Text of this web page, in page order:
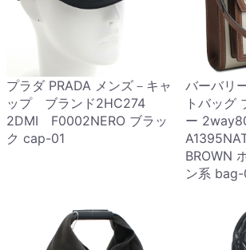
プラダ PRADA メンズ－キャ
ップ ブランド2HC274
2DMI F0002NERO ブラッ
ク cap-01
バーバリ
トバッグ
ー
BROWN
ン系 bag-